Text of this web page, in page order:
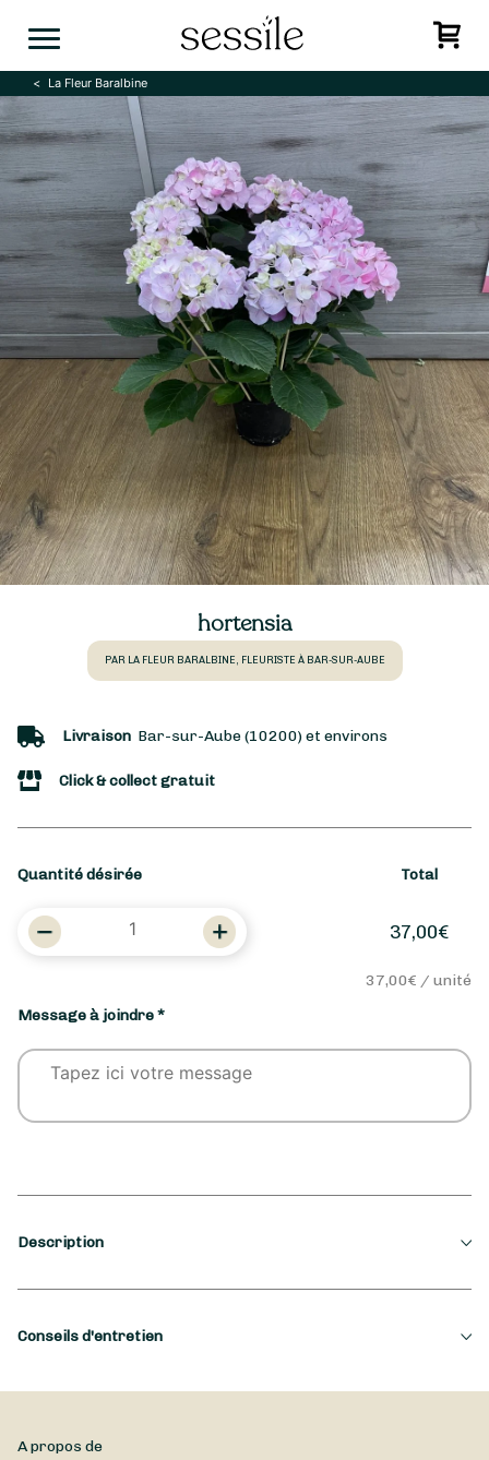
La Fleur Baralbine
hortensia
PAR LA FLEUR BARALBINE, FLEURISTE À BAR-SUR-AUBE
Livraison Bar-sur-Aube (10200) et environs
Click & collect gratuit
Quantité désirée
quantité
Total
37,00€
37,00€ / unité
Message à joindre *
Description
Printemps, Été
Occasion
Mariage ...
Conseils d'entretien
A propos de